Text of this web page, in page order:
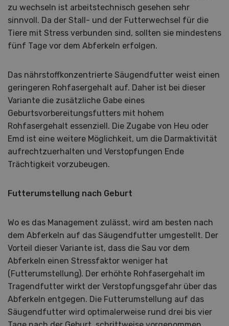
zu wechseln ist arbeitstechnisch gesehen sehr
sinnvoll. Da der Stall- und der Futterwechsel für die
Tiere mit Stress verbunden sind, sollten sie mindestens
fünf Tage vor dem Abferkeln erfolgen.
Das nährstoffkonzentrierte Säugendfutter weist einen
geringeren Rohfasergehalt auf. Daher ist bei dieser
Variante die zusätzliche Gabe eines
Geburtsvorbereitungsfutters mit hohem
Rohfasergehalt essenziell. Die Zugabe von Heu oder
Emd ist eine weitere Möglichkeit, um die Darmaktivität
aufrechtzuerhalten und Verstopfungen Ende
Trächtigkeit vorzubeugen.
Futterumstellung nach Geburt
Wo es das Management zulässt, wird am besten nach
dem Abferkeln auf das Säugendfutter umgestellt. Der
Vorteil dieser Variante ist, dass die Sau vor dem
Abferkeln einen Stressfaktor weniger hat
(Futterumstellung). Der erhöhte Rohfasergehalt im
Tragendfutter wirkt der Verstopfungsgefahr über das
Abferkeln entgegen. Die Futterumstellung auf das
Säugendfutter wird optimalerweise rund drei bis vier